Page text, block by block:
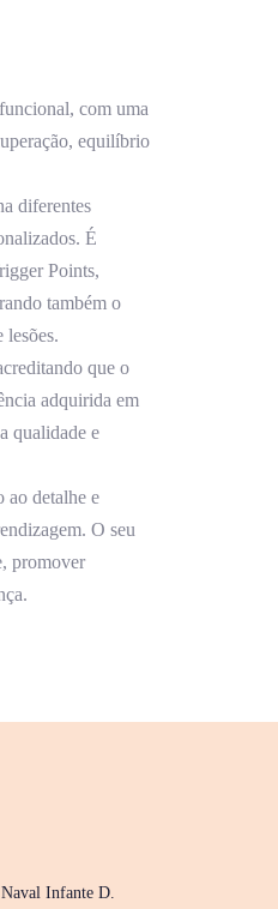
com uma
equilíbrio
diferentes
É
Points,
também o
lesões.
que o
adquirida em
qualidade e
ao detalhe e
O seu
promover
Infante D.